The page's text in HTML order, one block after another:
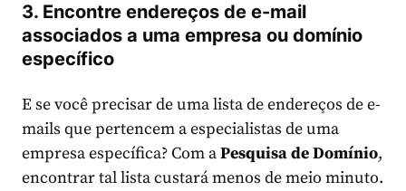
3. Encontre endereços de e-mail
associados a uma empresa ou domínio
específico
E se você precisar de uma lista de endereços de e-
mails que pertencem a especialistas de uma
empresa específica? Com aPesquisa de Domínio,
encontrar tal lista custará menos de meio minuto.